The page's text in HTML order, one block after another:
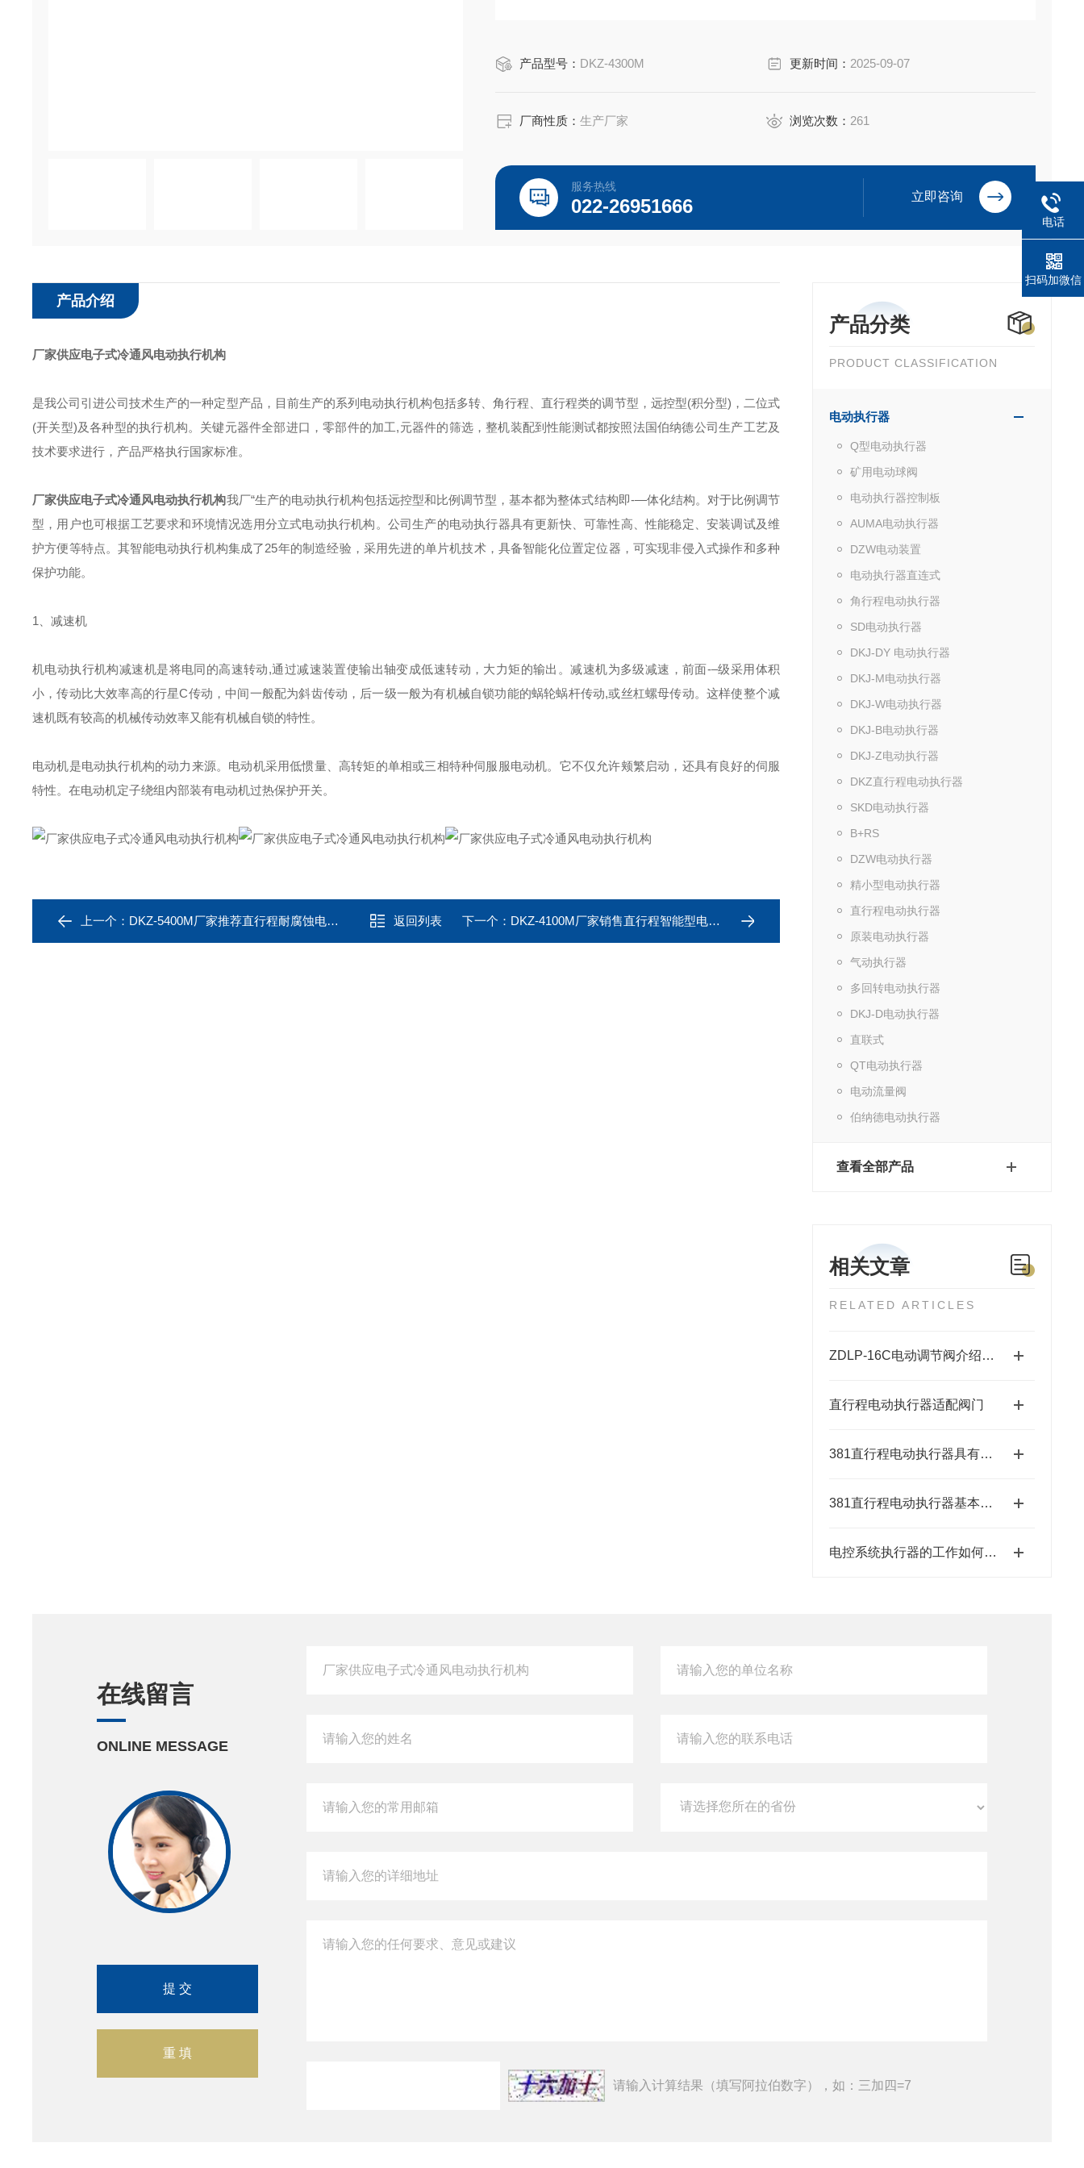
产品型号： DKZ-4300M 更新时间： 2025-09-07
厂商性质：生产厂家 浏览次数： 261
服务热线
022-26951666 立即咨询
产品分类
PRODUCT CLASSIFICATION
电动执行器
Q型电动执行器
矿用电动球阀
电动执行器控制板
AUMA电动执行器
DZW电动装置
电动执行器直连式
角行程电动执行器
SD电动执行器
DKJ-DY 电动执行器
DKJ-M电动执行器
DKJ-W电动执行器
DKJ-B电动执行器
DKJ-Z电动执行器
DKZ直行程电动执行器
SKD电动执行器
B+RS
DZW电动执行器
精小型电动执行器
直行程电动执行器
原装电动执行器
气动执行器
多回转电动执行器
DKJ-D电动执行器
直联式
QT电动执行器
电动流量阀
伯纳德电动执行器
查看全部产品
相关文章
RELATED ARTICLES
ZDLP-16C电动调节阀介绍及参数
直行程电动执行器适配阀门
381直行程电动执行器具有结构紧凑、响应速度快等特点
381直行程电动执行器基本特征有哪些呢？
电控系统执行器的工作如何控制
产品介绍
厂家供应电子式冷通风电动执行机构
是我公司引进公司技术生产的一种定型产品，目前生产的系列电动执行机构包括多转、角行程、直行程类的调节型，远控型(积分型)，二位式
(开关型)及各种型的执行机构。关键元器件全部进口，零部件的加工,元器件的筛选，整机装配到性能测试都按照法国伯纳德公司生产工艺及
技术要求进行，产品严格执行国家标准。
厂家供应电子式冷通风电动执行机构我厂“生产的电动执行机构包括远控型和比例调节型，基本都为整体式结构即-―体化结构。对于比例调节
型，用户也可根据工艺要求和环境情况选用分立式电动执行机构。公司生产的电动执行器具有更新快、可靠性高、性能稳定、安装调试及维
护方便等特点。其智能电动执行机构集成了25年的制造经验，采用先进的单片机技术，具备智能化位置定位器，可实现非侵入式操作和多种
保护功能。
1、减速机
机电动执行机构减速机是将电同的高速转动,通过减速装置使输出轴变成低速转动，大力矩的输出。减速机为多级减速，前面-–级采用体积
小，传动比大效率高的行星C传动，中间一般配为斜齿传动，后一级一般为有机械自锁功能的蜗轮蜗杆传动,或丝杠螺母传动。这样使整个减
速机既有较高的机械传动效率又能有机械自锁的特性。
电动机是电动执行机构的动力来源。电动机采用低惯量、高转矩的单相或三相特种伺服服电动机。它不仅允许颊繁启动，还具有良好的伺服
特性。在电动机定子绕组内部装有电动机过热保护开关。
上一个： DKZ-5400M厂家推荐直行程耐腐蚀电动执行器 返回列表 下一个： DKZ-4100M厂家销售直行程智能型电动执行器
在线留言
ONLINE MESSAGE
请输入计算结果（填写阿拉伯数字），如：三加四=7
电话
扫码加微信